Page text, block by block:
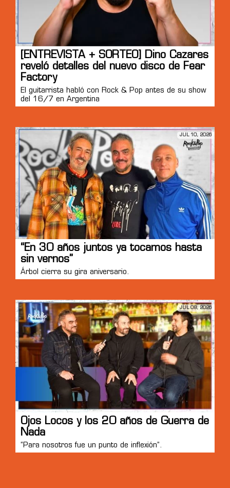
[ENTREVISTA + SORTEO] Dino Cazares
reveló detalles del nuevo disco de Fear
Factory
El guitarrista habló con Rock & Pop antes de su show
del 16/7 en Argentina
JUL 10, 2026
“En 30 años juntos ya tocamos hasta
sin vernos”
Árbol cierra su gira aniversario.
JUL 08, 2026
Ojos Locos y los 20 años de Guerra de
Nada
“Para nosotros fue un punto de inflexión”.